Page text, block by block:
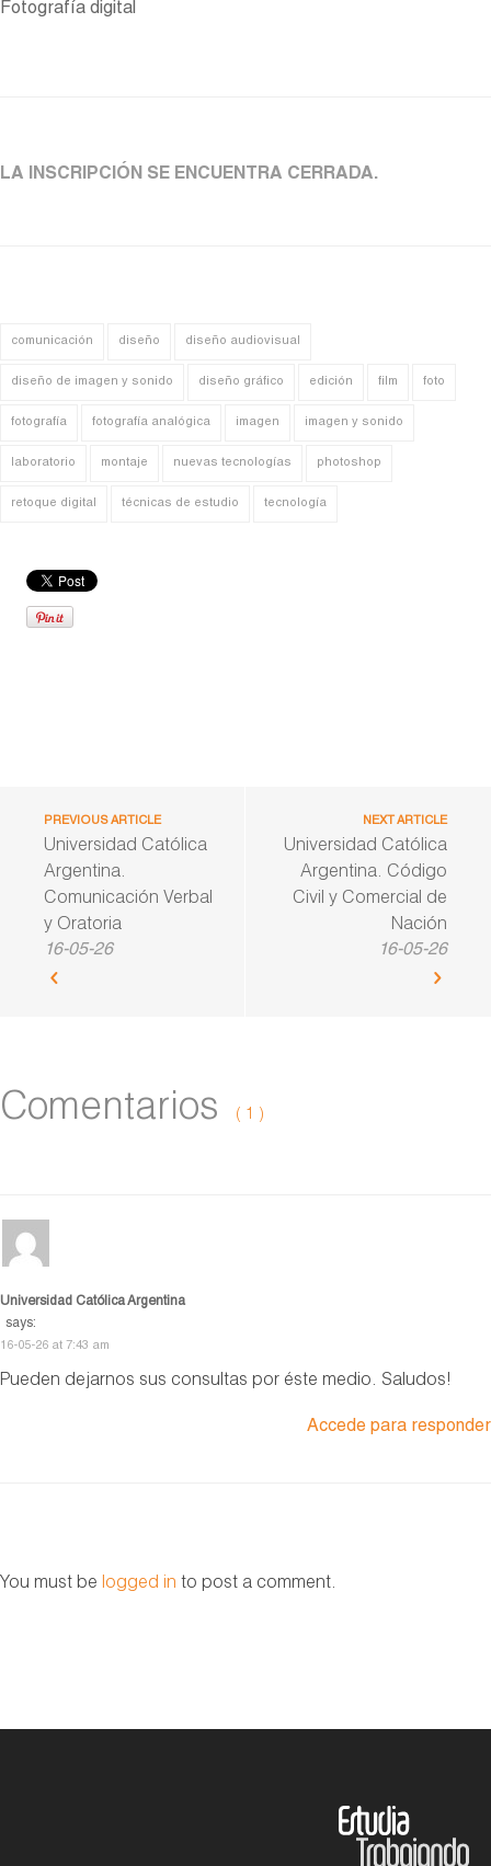
Fotografía digital
LA INSCRIPCIÓN SE ENCUENTRA CERRADA.
comunicación diseño diseño audiovisual
diseño de imagen y sonido diseño gráfico edición film foto
fotografía fotografía analógica imagen imagen y sonido
laboratorio montaje nuevas tecnologías photoshop
retoque digital técnicas de estudio tecnología
PREVIOUS ARTICLE
Universidad Católica
Argentina.
Comunicación Verbal
y Oratoria
16-05-26
NEXT ARTICLE
Universidad Católica
Argentina. Código
Civil y Comercial de
Nación
16-05-26
Comentarios ( 1 )
Universidad Católica Argentina
says:
16-05-26 at 7:43 am
Pueden dejarnos sus consultas por éste medio. Saludos!
Accede para responder
You must be logged in to post a comment.